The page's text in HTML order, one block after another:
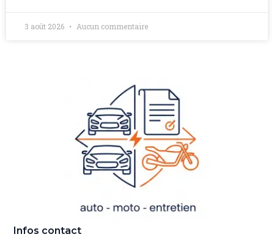
3 août 2026 Aucun commentaire
Infos contact